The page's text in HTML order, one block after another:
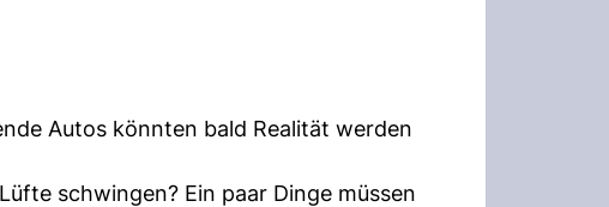
Autos könnten bald Realität werden
schwingen? Ein paar Dinge müssen